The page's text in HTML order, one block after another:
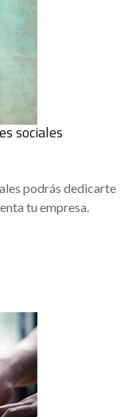
sociales
podrás dedicarte
tu empresa.